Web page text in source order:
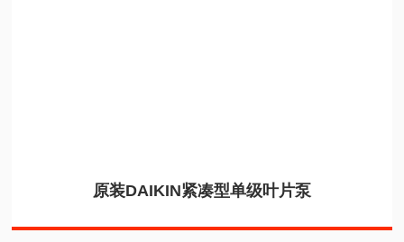
原装DAIKIN紧凑型单级叶片泵